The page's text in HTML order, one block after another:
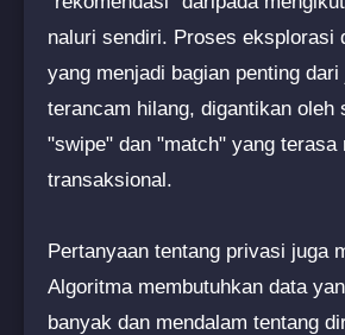
naluri sendiri. Proses eksplorasi
yang menjadi bagian penting
terancam hilang, digantikan oleh
"swipe" dan "match" yang terasa
transaksional.
Pertanyaan tentang privasi juga
Algoritma membutuhkan data
banyak dan mendalam tentang